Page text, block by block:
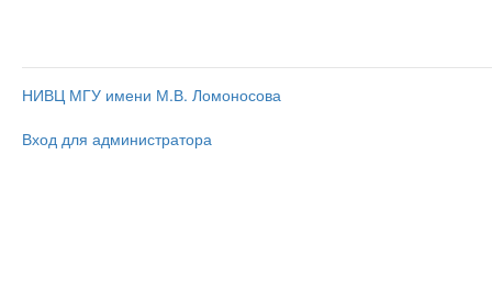
НИВЦ МГУ имени М.В. Ломоносова
Вход для администратора